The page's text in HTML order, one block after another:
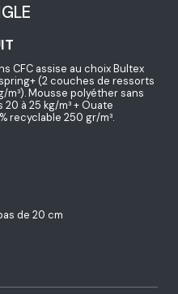
CFC assise au choix Bultex
(2 couches de ressorts
m³). Mousse polyéther sans
à 25 kg/m³ + Ouate
recyclable 250 gr/m³.
de 20 cm